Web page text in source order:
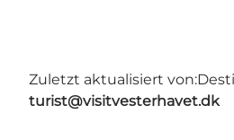
Zuletzt aktualisiert von:
turist@visitvesterhavet.dk